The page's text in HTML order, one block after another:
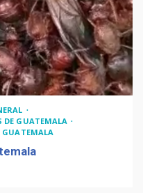
DE GUATEMALA
GUATEMALA